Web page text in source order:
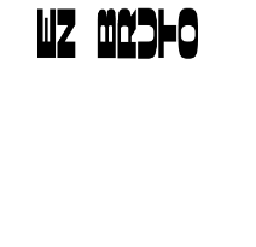
content